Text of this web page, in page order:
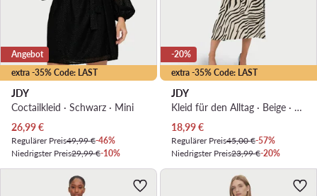
extra -35% Code: LAST
Angebot
JDY
Coctailkleid · Schwarz · Mini
Aktueller Preis
26,99€
Regulärer Preis49,99 €-46%
Niedrigster Preis29,99 €-10%
extra -35% Code: LAST
-20%
JDY
Kleid für den Alltag · Beige · Midi
Aktueller Preis
18,99€
Regulärer Preis45,00 €-57%
Niedrigster Preis23,99 €-20%